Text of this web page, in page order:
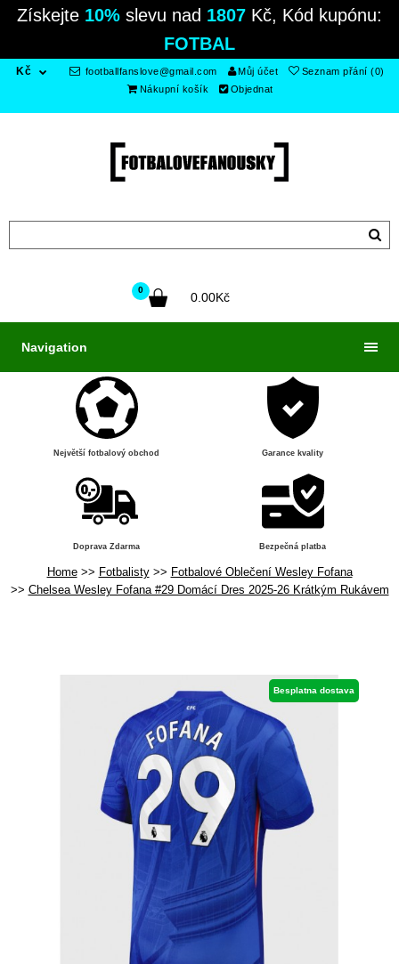
Získejte 10% slevu nad 1807 Kč, Kód kupónu:
FOTBAL
Kč footballfanslove@gmail.com Můj účet
Seznam přání (0)
Nákupní košík
Objednat
0
0.00Kč
Navigation
Největší fotbalový obchod Garance kvality
Doprava Zdarma Bezpečná platba
Home Fotbalisty
Fotbalové Oblečení Wesley Fofana
Chelsea Wesley Fofana #29 Domácí Dres 2025-26 Krátkým Rukávem
Besplatna dostava